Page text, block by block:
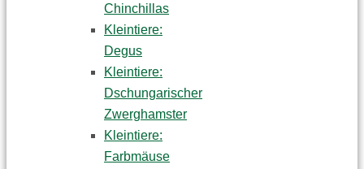
Chinchillas
Kleintiere:
Degus
Kleintiere:
Dschungarischer
Zwerghamster
Kleintiere:
Farbmäuse